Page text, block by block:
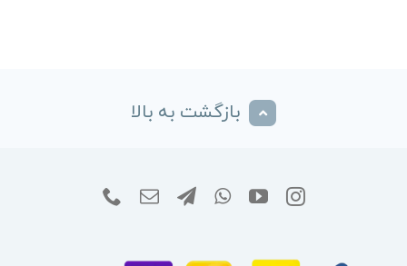
بازگشت به بالا